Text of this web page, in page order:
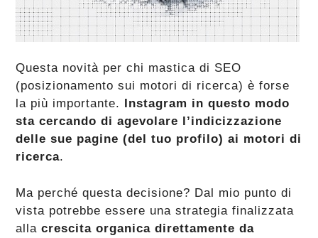
Questa novità per chi mastica di SEO
(posizionamento sui motori di ricerca) è forse
la più importante. Instagram in questo modo
sta cercando di agevolare l’indicizzazione
delle sue pagine (del tuo profilo) ai motori di
ricerca.
Ma perché questa decisione? Dal mio punto di
vista potrebbe essere una strategia finalizzata
alla crescita organica direttamente da